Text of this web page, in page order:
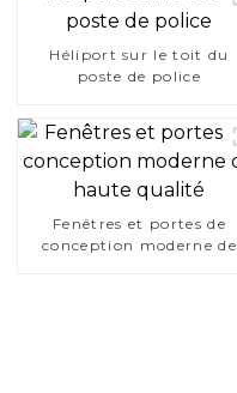
Héliport sur le toit du
poste de police
Fenêtres et portes de
conception moderne de